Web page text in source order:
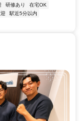
研修あり
在宅OK
駅近5分以内